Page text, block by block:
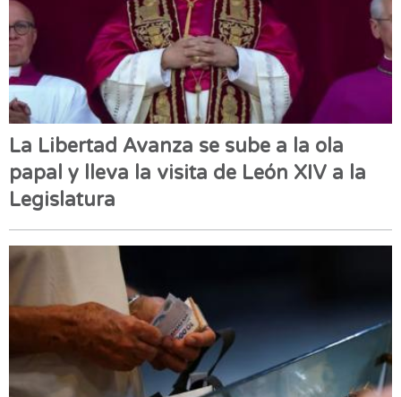
La Libertad Avanza se sube a la ola
papal y lleva la visita de León XIV a la
Legislatura